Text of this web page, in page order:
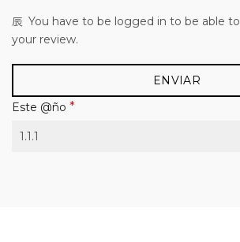
You have to be logged in to be able
your review.
Este @ño *